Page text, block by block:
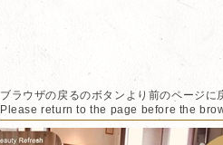
ブラウザの戻るのボタンより前のページに
Please return to the page before the